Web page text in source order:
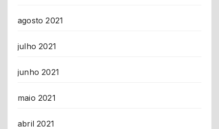
agosto 2021
julho 2021
junho 2021
maio 2021
abril 2021